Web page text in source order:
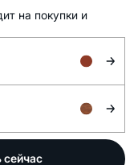
на покупки и
сейчас